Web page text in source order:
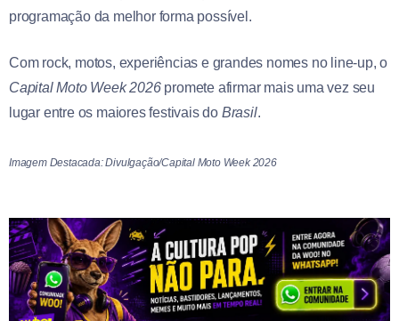
programação da melhor forma possível.
Com rock, motos, experiências e grandes nomes no line-up, o
Capital Moto Week 2026promete afirmar mais uma vez seu
lugar entre os maiores festivais do Brasil.
Imagem Destacada: Divulgação/Capital Moto Week 2026